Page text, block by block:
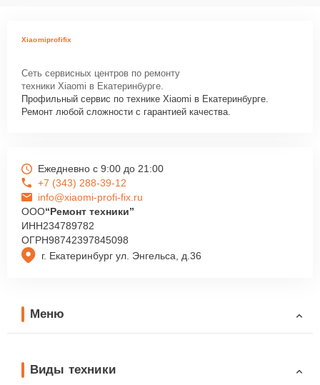
Xiaomiprofifix
Сеть сервисных центров по ремонту
техники Xiaomi в Екатеринбурге.
Профильный сервис по технике Xiaomi в Екатеринбурге.
Ремонт любой сложности с гарантией качества.
г. Екатеринбург ул. Энгельса, д.36
Ежедневно с 9:00 до 21:00
+7 (343) 288-39-12
info@xiaomi-profi-fix.ru
ООО“Ремонт техники”
ИНН234789782
ОГРН98742397845098
Меню
Виды техники